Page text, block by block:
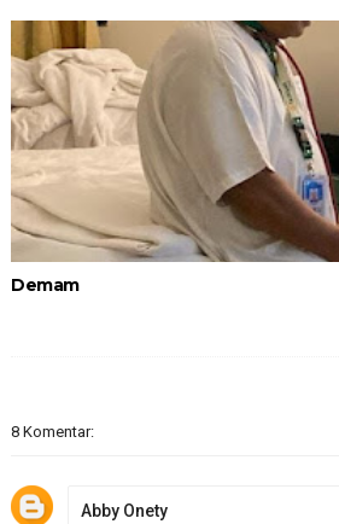
Demam
8 Komentar:
Abby Onety